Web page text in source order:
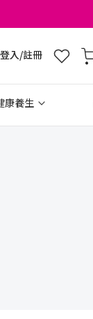
登入/註冊
康養生